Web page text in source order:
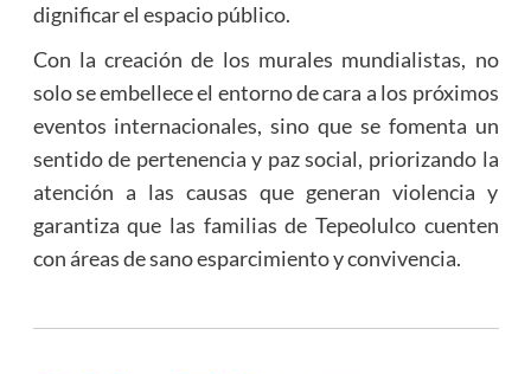
dignificar el espacio público.
Con la creación de los murales mundialistas, no
solo se embellece el entorno de cara a los próximos
eventos internacionales, sino que se fomenta un
sentido de pertenencia y paz social, priorizando la
atención a las causas que generan violencia y
garantiza que las familias de Tepeolulco cuenten
con áreas de sano esparcimiento y convivencia.